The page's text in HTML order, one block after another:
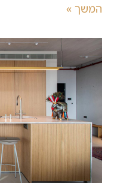
המשך »